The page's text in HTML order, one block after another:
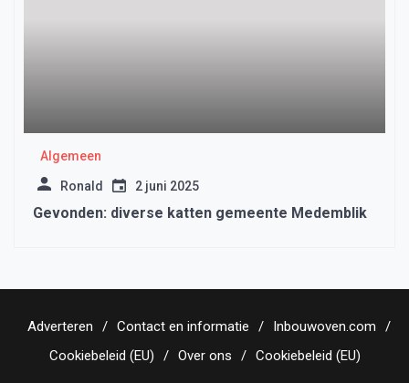
Algemeen
Ronald 2 juni 2025
Gevonden: diverse katten gemeente Medemblik
Adverteren Contact en informatie
Inbouwoven.com
Cookiebeleid (EU)
Over ons Cookiebeleid (EU)